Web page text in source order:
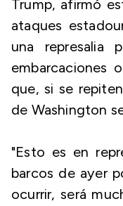
Trump, afirmó
ataques
una represalia
embarcaciones
que, si se
de Washington
"Esto es en
barcos de ayer
ocurrir, será